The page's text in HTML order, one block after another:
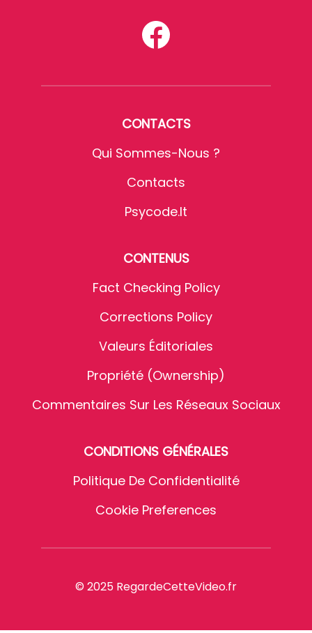
CONTACTS
Qui Sommes-Nous ?
Contacts
Psycode.it
CONTENUS
Fact Checking Policy
Corrections Policy
Valeurs Éditoriales
Propriété (Ownership)
Commentaires Sur Les Réseaux Sociaux
CONDITIONS GÉNÉRALES
Politique De Confidentialité
Cookie Preferences
© 2025 RegardeCetteVideo.fr